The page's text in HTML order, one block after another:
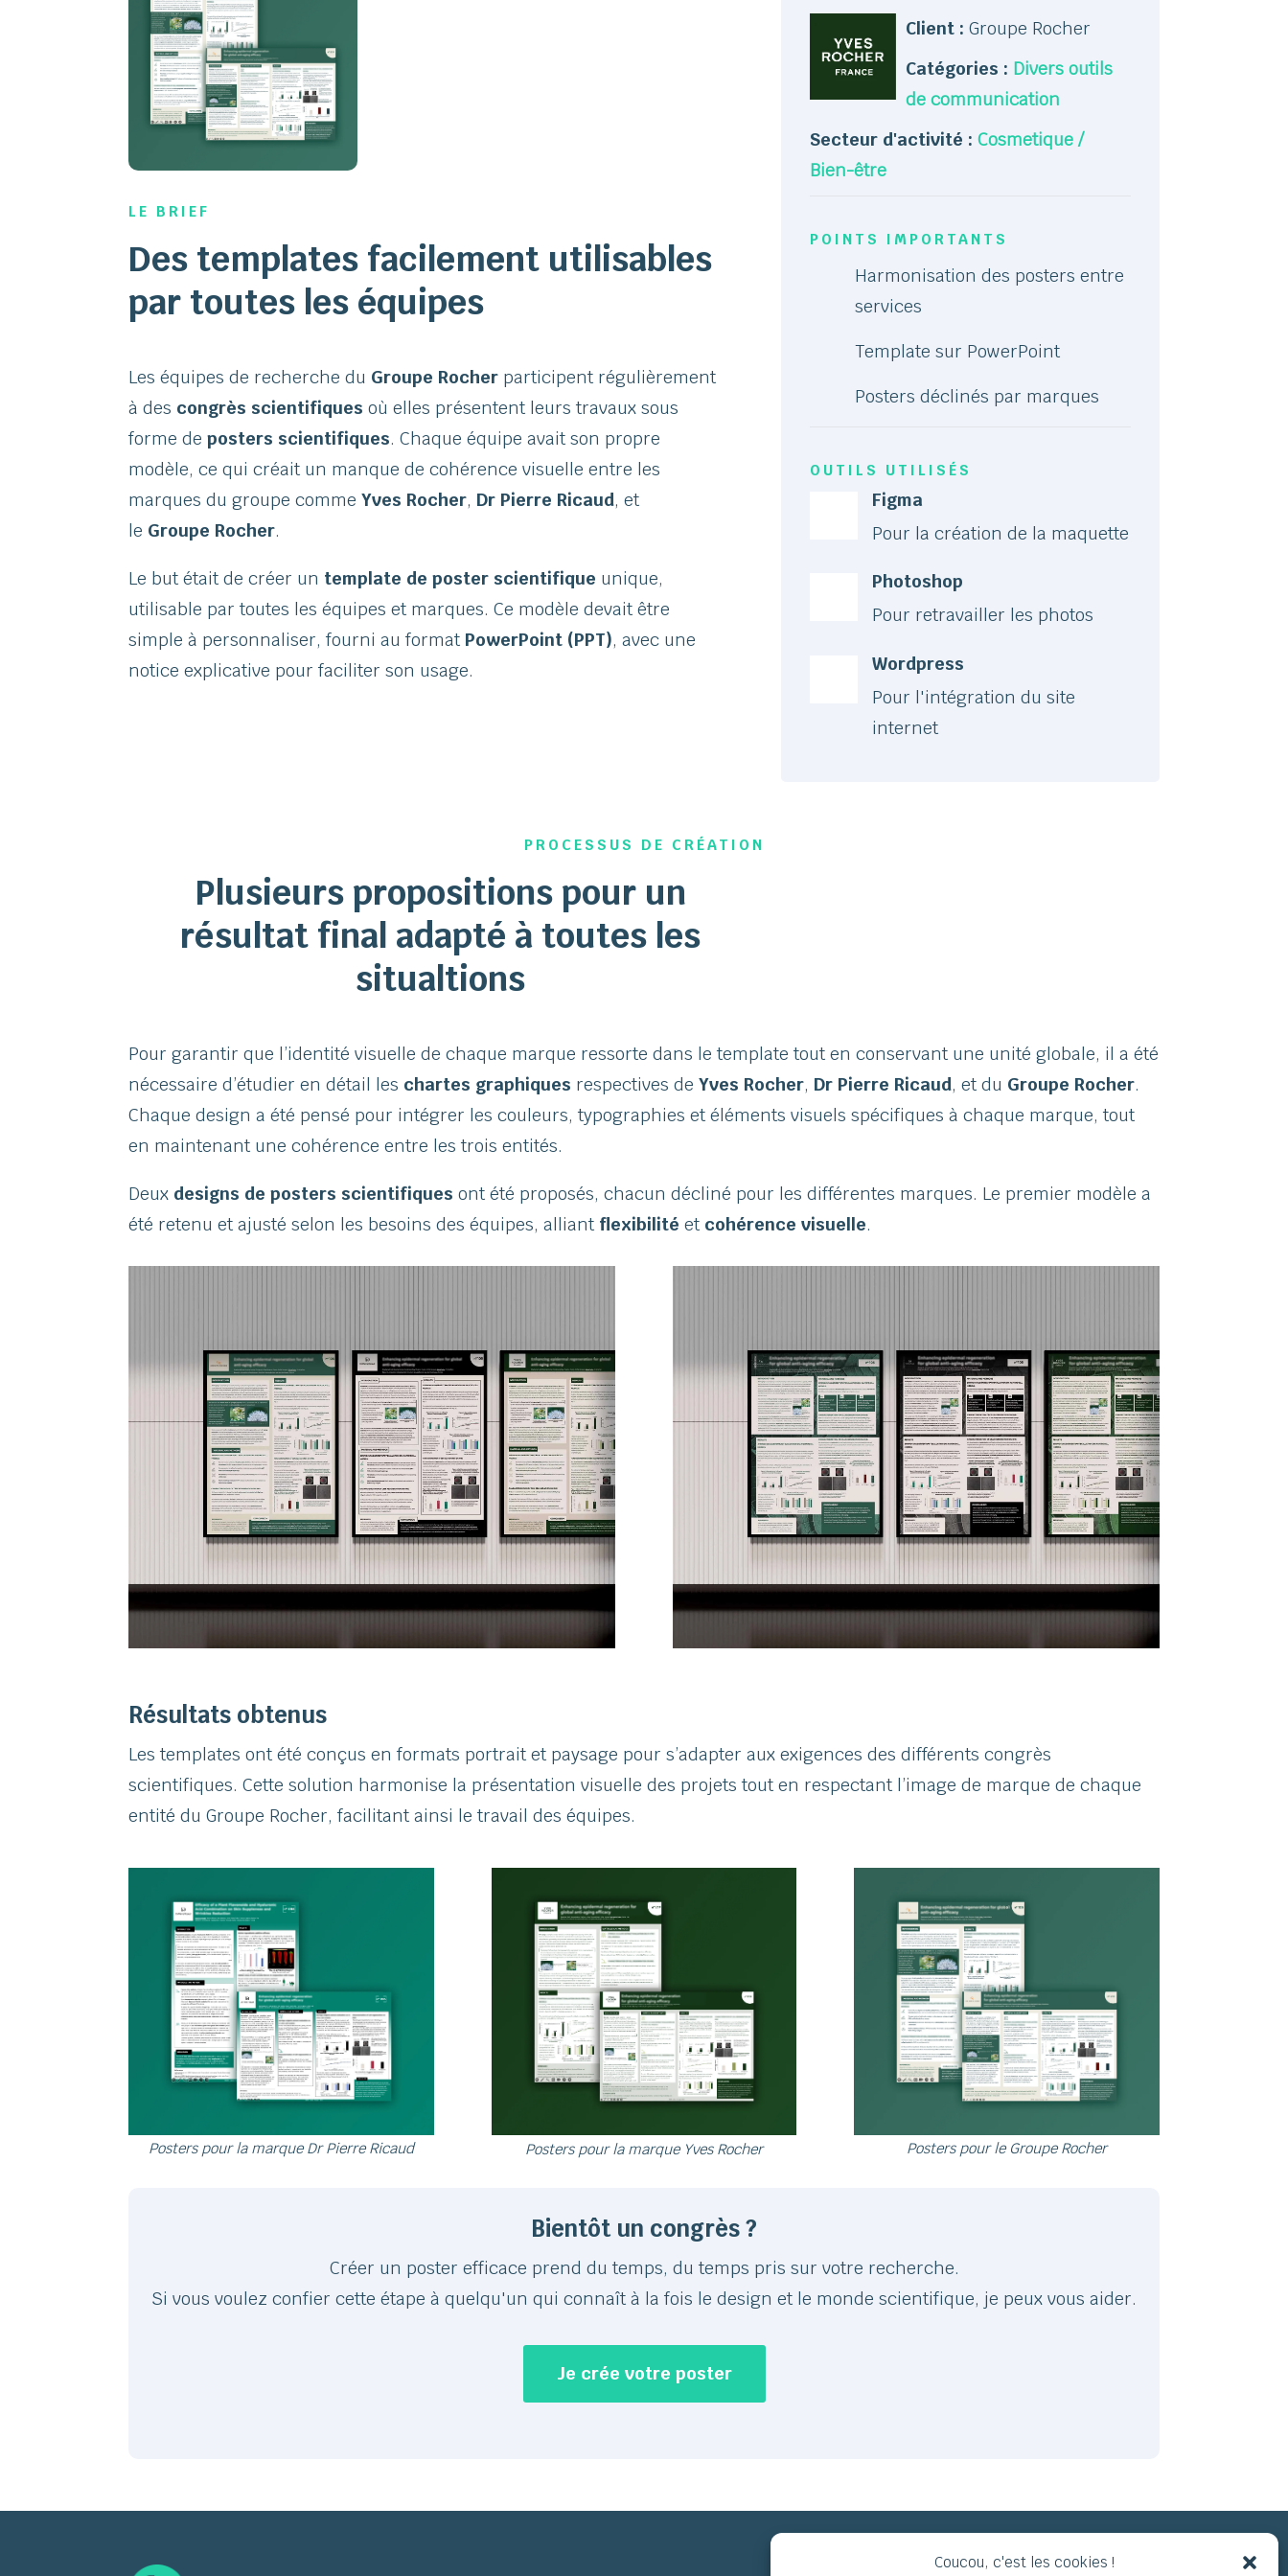
Coucou, c'est les cookies !
LE BRIEF
Des templates facilement utilisables
par toutes les équipes
Les équipes de recherche du Groupe Rocher participent régulièrement
à des congrès scientifiques où elles présentent leurs travaux sous
forme deposters scientifiques. Chaque équipe avait son propre
modèle, ce qui créait un manque de cohérence visuelle entre les
marques du groupe commeYves Rocher, Dr Pierre Ricaud, et
le Groupe Rocher.
Le but était de créer un template de poster scientifique unique,
utilisable par toutes les équipes et marques. Ce modèle devait être
simple à personnaliser, fourni au format PowerPoint (PPT), avec une
notice explicative pour faciliter son usage.
Client : Groupe Rocher
Catégories : Divers outils
de communication
Secteur d'activité : Cosmetique /
Bien-être
POINTS IMPORTANTS
Harmonisation des posters entre
services
Template sur PowerPoint
Posters déclinés par marques
OUTILS UTILISÉS
Figma
Pour la création de la maquette
Photoshop
Pour retravailler les photos
Wordpress
Pour l'intégration du site
internet
PROCESSUS DE CRÉATION
Plusieurs propositions pour un
résultat final adapté à toutes les
situaltions
Pour garantir que l’identité visuelle de chaque marque ressorte dans le template tout en conservant une unité globale, il a été
nécessaire d’étudier en détail les chartes graphiques respectives de Yves Rocher, Dr Pierre Ricaud, et du Groupe Rocher.
Chaque design a été pensé pour intégrer les couleurs, typographies et éléments visuels spécifiques à chaque marque, tout
en maintenant une cohérence entre les trois entités.
Deux designs de posters scientifiques ont été proposés, chacun décliné pour les différentes marques. Le premier modèle a
été retenu et ajusté selon les besoins des équipes, alliant flexibilité et cohérence visuelle.
Résultats obtenus
Les templates ont été conçus en formats portrait et paysage pour s’adapter aux exigences des différents congrès
scientifiques. Cette solution harmonise la présentation visuelle des projets tout en respectant l’image de marque de chaque
entité du Groupe Rocher, facilitant ainsi le travail des équipes.
Posters pour la marque Dr Pierre Ricaud Posters pour la marque Yves Rocher Posters pour le Groupe Rocher
Bientôt un congrès ?
Créer un poster efficace prend du temps, du temps pris sur votre recherche.
Si vous voulez confier cette étape à quelqu'un qui connaît à la fois le design et le monde scientifique, je peux vous aider.
Je crée votre poster